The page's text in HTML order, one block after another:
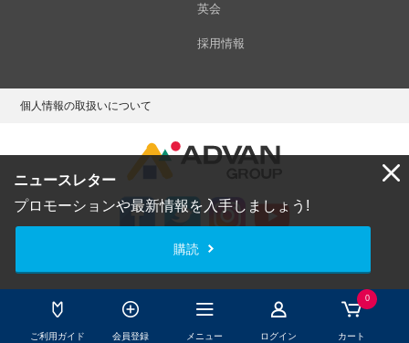
ご利用ガイド 会員登録 メニュー ログイン
0
カート
ニュースレター
プロモーションや最新情報を入手しましょう!
購読
英会
採用情報
個人情報の取扱いについて